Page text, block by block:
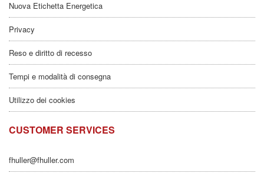
Nuova Etichetta Energetica
Privacy
Reso e diritto di recesso
Tempi e modalità di consegna
Utilizzo dei cookies
CUSTOMER SERVICES
fhuller@fhuller.com